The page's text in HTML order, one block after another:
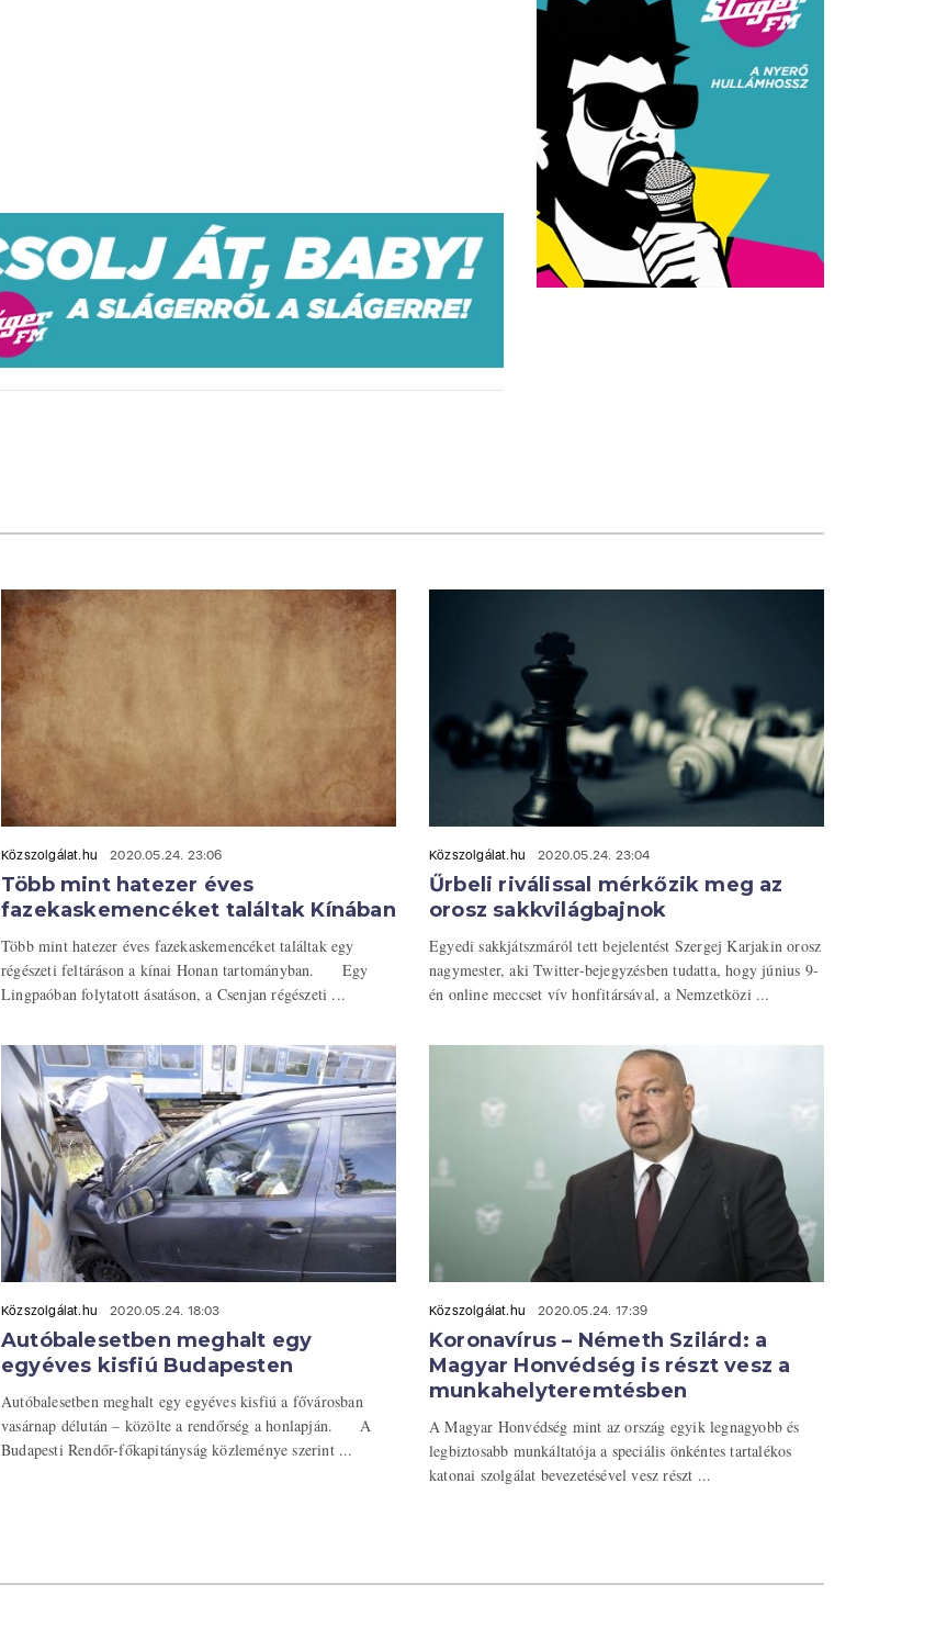
Közszolgálat.hu 2020.05.24. 23:06
Több mint hatezer éves
fazekaskemencéket találtak Kínában
Több mint hatezer éves fazekaskemencéket találtak egy
régészeti feltáráson a kínai Honan tartományban. Egy
Lingpaóban folytatott ásatáson, a Csenjan régészeti ...
Közszolgálat.hu 2020.05.24. 23:04
Űrbeli riválissal mérkőzik meg az
orosz sakkvilágbajnok
Egyedi sakkjátszmáról tett bejelentést Szergej Karjakin orosz
nagymester, aki Twitter-bejegyzésben tudatta, hogy június 9-
én online meccset vív honfitársával, a Nemzetközi ...
Közszolgálat.hu 2020.05.24. 18:03
Autóbalesetben meghalt egy
egyéves kisfiú Budapesten
Autóbalesetben meghalt egy egyéves kisfiú a fővárosban
vasárnap délután – közölte a rendőrség a honlapján. A
Budapesti Rendőr-főkapitányság közleménye szerint ...
Közszolgálat.hu 2020.05.24. 17:39
Koronavírus – Németh Szilárd: a
Magyar Honvédség is részt vesz a
munkahelyteremtésben
A Magyar Honvédség mint az ország egyik legnagyobb és
legbiztosabb munkáltatója a speciális önkéntes tartalékos
katonai szolgálat bevezetésével vesz részt ...